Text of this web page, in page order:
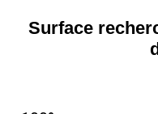
Surface